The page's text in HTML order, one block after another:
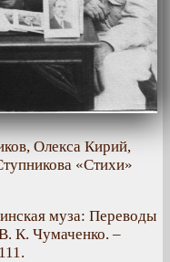
Олекса Кирий,
«Стихи»
муза: Переводы
К. Чумаченко. –